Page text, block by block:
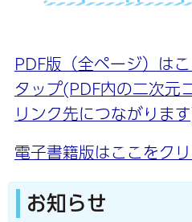
PDF版（全ページ）は
タップ(PDF内の二次元
リンク先につながりま
電子書籍版はここをク
お知らせ